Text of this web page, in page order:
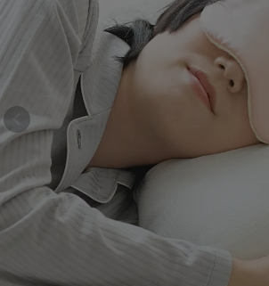
【選べるギフト】絹
屋 おやすみケア
肌に優しいシルク
100%の安眠アイ
マスク
2,090円 (税込)
新着＆再入荷商品
カテゴリーから探す